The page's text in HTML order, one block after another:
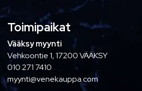
Toimipaikat
Vääksy myynti
Vehkoontie 1, 17200 VÄÄKSY
010 271 7410
myynti@venekauppa.com